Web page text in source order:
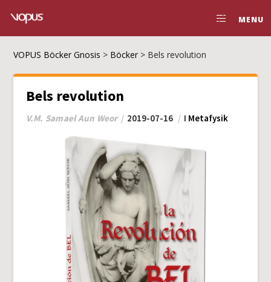
MENU
VOPUS Böcker Gnosis > Böcker > Bels revolution
Bels revolution
V.M. Samael Aun Weor 2019-07-16 I Metafysik